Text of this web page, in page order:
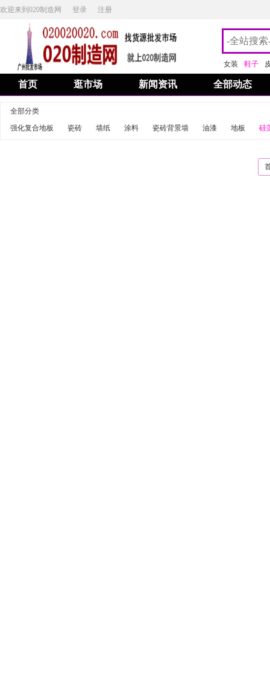
欢迎来到020制造网 登录 注册
女装 鞋子
首页 逛市场 新闻资讯 全部动态
全部分类
强化复合地板
瓷砖 墙纸 涂料 瓷砖背景墙 油漆 地板 硅